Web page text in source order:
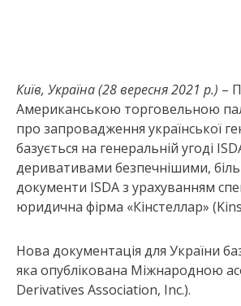
Київ, Україна (28 вересня 2021 р.) –
Американською торговельною
про запровадження української
базується на генеральній угоді
деривативами безпечнішими,
документи ISDA з урахуванням
юридична фірма «Кінстеллар»
Нова документація для України
яка опублікована Міжнародною
Derivatives Association, Inc.).